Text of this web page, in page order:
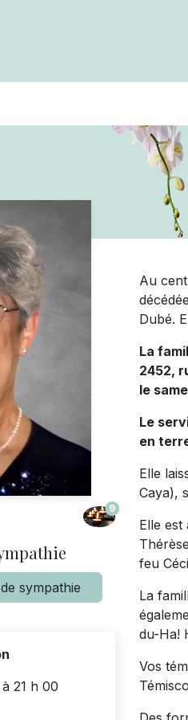
9
sympathie
à 21 h 00
Au
Dubé.
La
2452,
le
Le
en
Elle
Caya),
Elle
feu
La
du-Ha!
Vos